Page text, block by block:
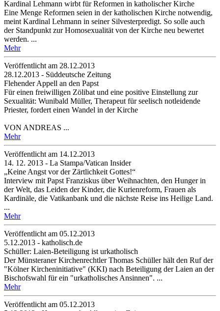
Kardinal Lehmann wirbt für Reformen in katholischer Kirche
Eine Menge Reformen seien in der katholischen Kirche notwendig,
meint Kardinal Lehmann in seiner Silvesterpredigt. So solle auch
der Standpunkt zur Homosexualität von der Kirche neu bewertet
werden. ...
Mehr
Veröffentlicht am 28­.12.2013
28.12.2013 - Süddeutsche Zeitung
Flehender Appell an den Papst
Für einen freiwilligen Zölibat und eine positive Einstellung zur
Sexualität: Wunibald Müller, Therapeut für seelisch notleidende
Priester, fordert einen Wandel in der Kirche
VON ANDREAS ...
Mehr
Veröffentlicht am 14­.12.2013
14. 12. 2013 - La Stampa/Vatican Insider
„Keine Angst vor der Zärtlichkeit Gottes!“
Interview mit Papst Franziskus über Weihnachten, den Hunger in
der Welt, das Leiden der Kinder, die Kurienreform, Frauen als
Kardinäle, die Vatikanbank und die nächste Reise ins Heilige Land.
...
Mehr
Veröffentlicht am 05­.12.2013
5.12.2013 - katholisch.de
Schüller: Laien-Beteiligung ist urkatholisch
Der Münsteraner Kirchenrechtler Thomas Schüller hält den Ruf der
"Kölner Kircheninitiative" (KKI) nach Beteiligung der Laien an der
Bischofswahl für ein "urkatholisches Ansinnen". ...
Mehr
Veröffentlicht am 05­.12.2013